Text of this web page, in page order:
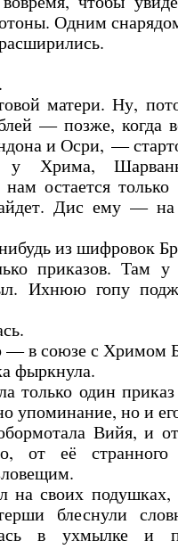
Одним
матери. Ну,
— позже, когда
и Осри, —
у Хрима,
остается только
Дис ему — на
из шифровок
приказов. Там у
Ихнюю гопу
в союзе с Хримом
фыркнула.
один
упоминание, но и
Вийя, и от
от её
своих подушках,
блеснули
в ухмылке и